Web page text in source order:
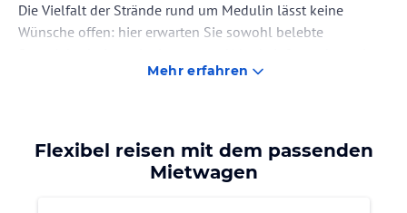
Die Vielfalt der Strände rund um Medulin lässt keine
Wünsche offen: hier erwarten Sie sowohl belebte
auch stille, versteckte Badebuchten. Für Abwechslung
Kašteja zählt zu den eindrucksvollsten Ecken Istriens. Das
unter Naturschutz stehende Kap Kamenjak, das die
südlichste Spitze Istriens bildet, ist ein echter Geheimtipp
Mehr erfahren
Flexibel reisen mit dem passenden
Mietwagen